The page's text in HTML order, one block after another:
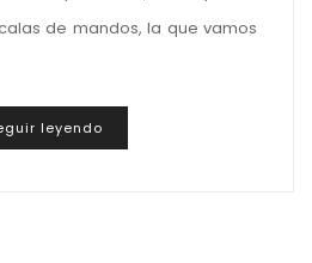
de mandos, la que vamos
leyendo